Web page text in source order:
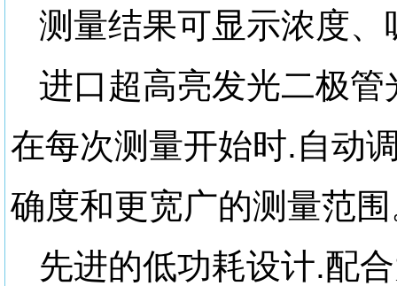
测量结果可显示浓度
进口超高亮发光二极
在每次测量开始时.自动
确度和更宽广的测量范
先进的低功耗设计.配